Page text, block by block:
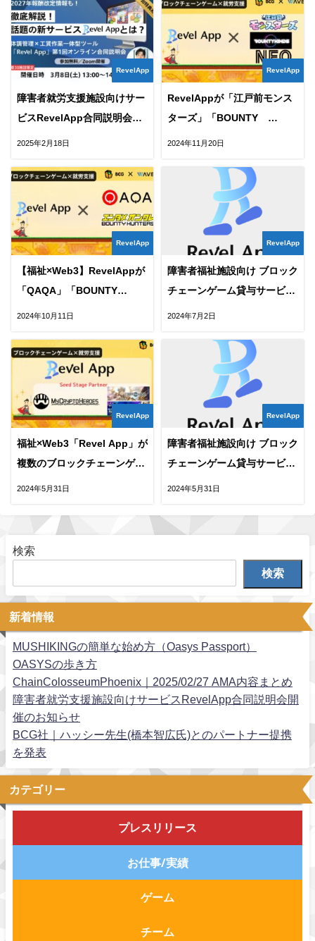
RevelApp
障害者就労支援施設向けサー
ビスRevelApp合同説明会開
催のお知らせ
2025年2月18日
RevelApp
RevelAppが「江戸前モンス
ターズ」「BOUNTY
KINDS」「NEO NFT
2024年11月20日
RevelApp
【福祉×Web3】RevelAppが
「QAQA」「BOUNTY
2024年10月11日
RevelApp
障害者福祉施設向け ブロック
チェーンゲーム貸与サービス
2024年7月2日
RevelApp
福祉×Web3「Revel App」が
複数のブロックチェーンゲー
2024年5月31日
RevelApp
障害者福祉施設向け ブロック
チェーンゲーム貸与サービス
2024年5月31日
検索
検索
新着情報
MUSHIKINGの簡単な始め方（Oasys Passport）
OASYSの歩き方
ChainColosseumPhoenix｜2025/02/27 AMA内容まとめ
障害者就労支援施設向けサービスRevelApp合同説明会開
催のお知らせ
BCG社｜ハッシー先生(橋本智広氏)とのパートナー提携
を発表
カテゴリー
プレスリリース
お仕事/実績
ゲーム
チーム